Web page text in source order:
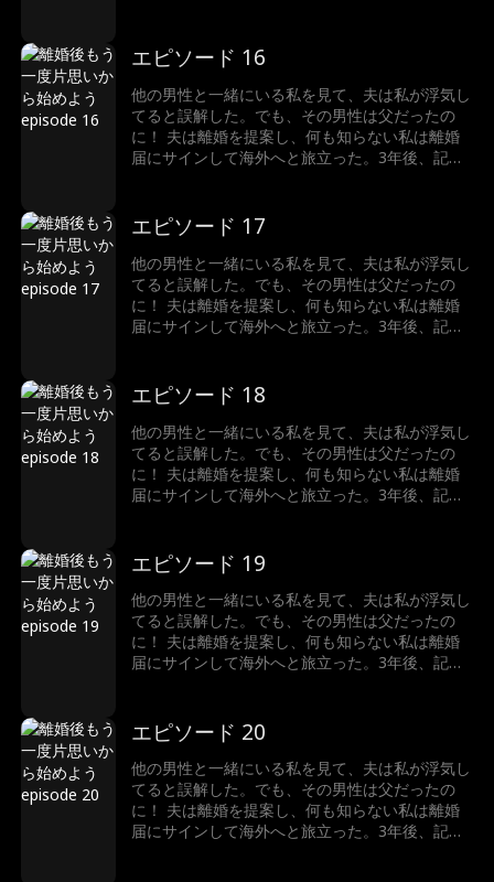
に、ついに私は完全に彼のことを諦めた。 そん
な時、元夫はようやく真実を知り、深く後悔して
いた。 まったく、彼を許すべき？
エピソード 16
他の男性と一緒にいる私を見て、夫は私が浮気し
てると誤解した。でも、その男性は父だったの
に！ 夫は離婚を提案し、何も知らない私は離婚
届にサインして海外へと旅立った。3年後、記者
に、ついに私は完全に彼のことを諦めた。 そん
な時、元夫はようやく真実を知り、深く後悔して
いた。 まったく、彼を許すべき？
エピソード 17
他の男性と一緒にいる私を見て、夫は私が浮気し
てると誤解した。でも、その男性は父だったの
に！ 夫は離婚を提案し、何も知らない私は離婚
届にサインして海外へと旅立った。3年後、記者
に、ついに私は完全に彼のことを諦めた。 そん
な時、元夫はようやく真実を知り、深く後悔して
いた。 まったく、彼を許すべき？
エピソード 18
他の男性と一緒にいる私を見て、夫は私が浮気し
てると誤解した。でも、その男性は父だったの
に！ 夫は離婚を提案し、何も知らない私は離婚
届にサインして海外へと旅立った。3年後、記者
に、ついに私は完全に彼のことを諦めた。 そん
な時、元夫はようやく真実を知り、深く後悔して
いた。 まったく、彼を許すべき？
エピソード 19
他の男性と一緒にいる私を見て、夫は私が浮気し
てると誤解した。でも、その男性は父だったの
に！ 夫は離婚を提案し、何も知らない私は離婚
届にサインして海外へと旅立った。3年後、記者
に、ついに私は完全に彼のことを諦めた。 そん
な時、元夫はようやく真実を知り、深く後悔して
いた。 まったく、彼を許すべき？
エピソード 20
他の男性と一緒にいる私を見て、夫は私が浮気し
てると誤解した。でも、その男性は父だったの
に！ 夫は離婚を提案し、何も知らない私は離婚
届にサインして海外へと旅立った。3年後、記者